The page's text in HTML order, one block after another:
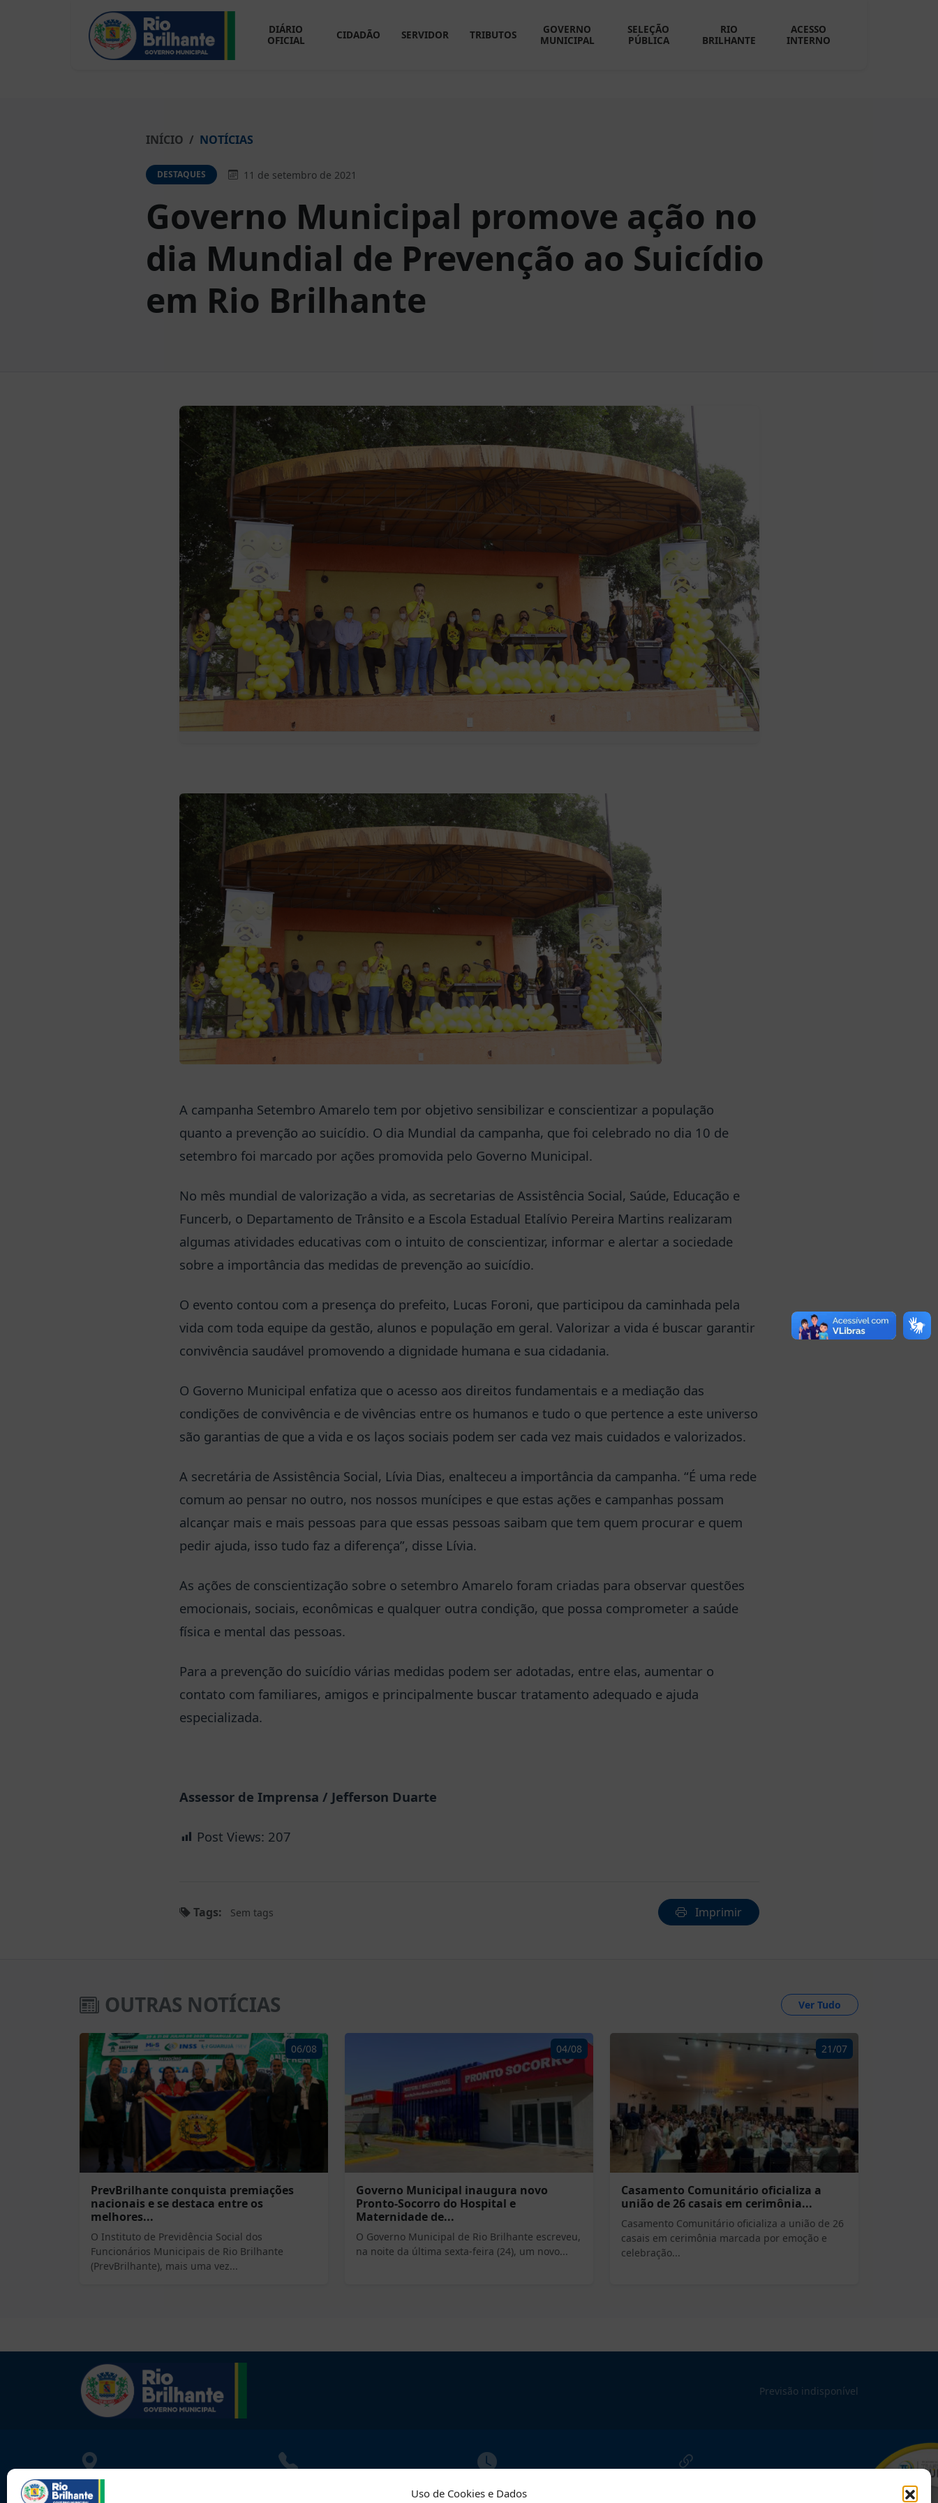
Uso de Cookies e Dados
DIÁRIO
OFICIAL
CIDADÃO SERVIDOR TRIBUTOS
GOVERNO
MUNICIPAL
SELEÇÃO
PÚBLICA
RIO
BRILHANTE
ACESSO
INTERNO
INÍCIO NOTÍCIAS
DESTAQUES 11 de setembro de 2021
Governo Municipal promove ação no
dia Mundial de Prevenção ao Suicídio
em Rio Brilhante
A campanha Setembro Amarelo tem por objetivo sensibilizar e conscientizar a população
quanto a prevenção ao suicídio. O dia Mundial da campanha, que foi celebrado no dia 10 de
setembro foi marcado por ações promovida pelo Governo Municipal.
No mês mundial de valorização a vida, as secretarias de Assistência Social, Saúde, Educação e
Funcerb, o Departamento de Trânsito e a Escola Estadual Etalívio Pereira Martins realizaram
algumas atividades educativas com o intuito de conscientizar, informar e alertar a sociedade
sobre a importância das medidas de prevenção ao suicídio.
O evento contou com a presença do prefeito, Lucas Foroni, que participou da caminhada pela
vida com toda equipe da gestão, alunos e população em geral. Valorizar a vida é buscar garantir
convivência saudável promovendo a dignidade humana e sua cidadania.
O Governo Municipal enfatiza que o acesso aos direitos fundamentais e a mediação das
condições de convivência e de vivências entre os humanos e tudo o que pertence a este universo
são garantias de que a vida e os laços sociais podem ser cada vez mais cuidados e valorizados.
A secretária de Assistência Social, Lívia Dias, enalteceu a importância da campanha. “É uma rede
comum ao pensar no outro, nos nossos munícipes e que estas ações e campanhas possam
alcançar mais e mais pessoas para que essas pessoas saibam que tem quem procurar e quem
pedir ajuda, isso tudo faz a diferença”, disse Lívia.
As ações de conscientização sobre o setembro Amarelo foram criadas para observar questões
emocionais, sociais, econômicas e qualquer outra condição, que possa comprometer a saúde
física e mental das pessoas.
Para a prevenção do suicídio várias medidas podem ser adotadas, entre elas, aumentar o
contato com familiares, amigos e principalmente buscar tratamento adequado e ajuda
especializada.
Assessor de Imprensa / Jefferson Duarte
Post Views: 207
Tags: Sem tags Imprimir
OUTRAS NOTÍCIAS Ver Tudo
06/08
PrevBrilhante conquista premiações
nacionais e se destaca entre os
melhores...
O Instituto de Previdência Social dos
Funcionários Municipais de Rio Brilhante
(PrevBrilhante), mais uma vez...
04/08
Governo Municipal inaugura novo
Pronto-Socorro do Hospital e
Maternidade de...
O Governo Municipal de Rio Brilhante escreveu,
na noite da última sexta-feira (24), um novo...
21/07
Casamento Comunitário oficializa a
união de 26 casais em cerimônia...
Casamento Comunitário oficializa a união de 26
casais em cerimônia marcada por emoção e
celebração...
Previsão indisponível
LOCALIZAÇÃO ATENDIMENTO